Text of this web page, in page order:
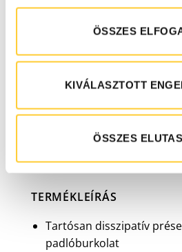
ÖSSZES
KIVÁLASZTOTT
ÖSSZES
alkalmazott alacsony VOC
követelményeknek.
TERMÉKLEÍRÁS
Tartósan disszipatív
padlóburkolat